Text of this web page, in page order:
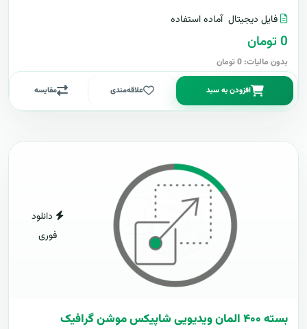
فایل دیجیتال آماده استفاده
0 تومان
بدون مالیات: 0 تومان
افزودن به سبد علاقه‌مندی مقایسه
دانلود
فوری
بسته ۴۰۰ المان ویدیویی شاپیکس موشن گرافیک